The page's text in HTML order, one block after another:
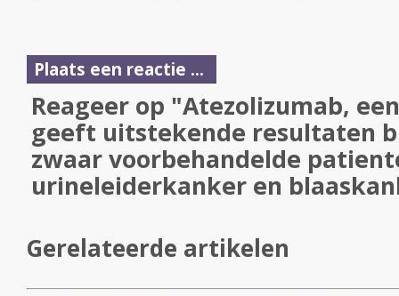
Plaats een reactie ...
Reageer op "Atezolizumab,
geeft uitstekende resultaten
zwaar voorbehandelde
urineleiderkanker en
Gerelateerde artikelen